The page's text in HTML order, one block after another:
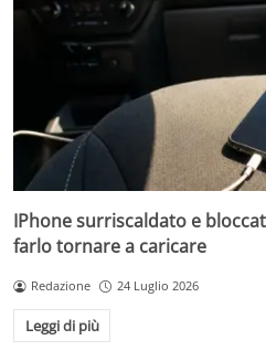
IPhone surriscaldato e
farlo tornare a caricare
Redazione 24 Luglio 2026
Leggi di più